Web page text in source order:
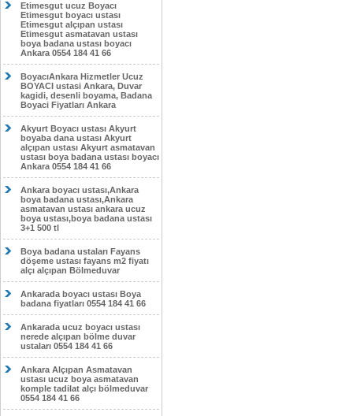
Etimesgut ucuz Boyacı
Etimesgut boyacı ustası
Etimesgut alçıpan ustası
Etimesgut asmatavan ustası
boya badana ustası boyacı
Ankara 0554 184 41 66
BoyacıAnkara Hizmetler Ucuz
BOYACI ustasi Ankara, Duvar
kagidi, desenli boyama, Badana
Boyaci Fiyatları Ankara
Akyurt Boyacı ustası Akyurt
boyaba dana ustası Akyurt
alçıpan ustası Akyurt asmatavan
ustası boya badana ustası boyacı
Ankara 0554 184 41 66
Ankara boyacı ustası,Ankara
boya badana ustası,Ankara
asmatavan ustası ankara ucuz
boya ustası,boya badana ustası
3+1 500 tl
Boya badana ustaları Fayans
döşeme ustası fayans m2 fiyatı
alçı alçıpan Bölmeduvar
Ankarada boyacı ustası Boya
badana fiyatları 0554 184 41 66
Ankarada ucuz boyacı ustası
nerede alçıpan bölme duvar
ustaları 0554 184 41 66
Ankara Alçıpan Asmatavan
ustası ucuz boya asmatavan
komple tadilat alçı bölmeduvar
0554 184 41 66